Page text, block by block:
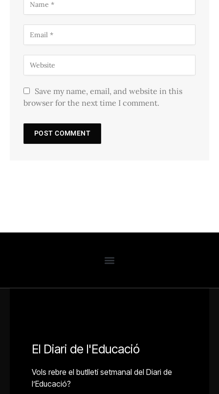
Save my name, email, and website in this
browser for the next time I comment.